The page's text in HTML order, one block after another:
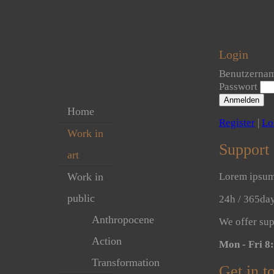
Login
Passwort
Anmelden
Register |
Support
Lorem
24h /
We offer
Mon - Fri
Home
Work in
art
Work in
public
Anthropocene
Action
Transformation